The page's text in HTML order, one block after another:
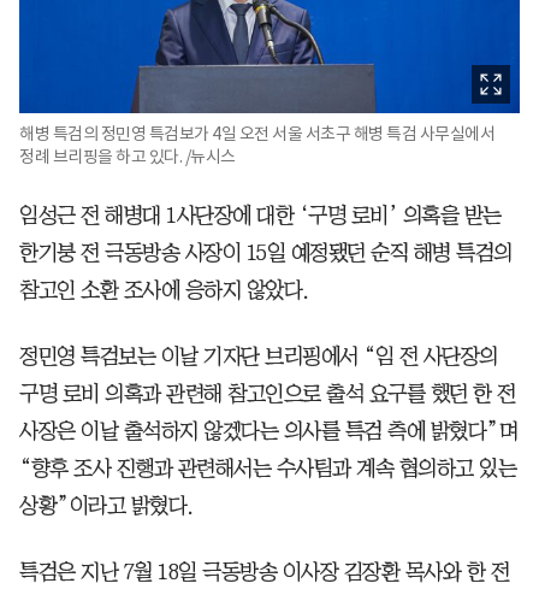
해병 특검의 정민영 특검보가 4일 오전 서울 서초구 해병 특검 사무실에서
정례 브리핑을 하고 있다. /뉴시스
임성근 전 해병대 1사단장에 대한 ‘구명 로비’ 의혹을 받는
한기붕 전 극동방송 사장이 15일 예정됐던 순직 해병 특검의
참고인 소환 조사에 응하지 않았다.
정민영 특검보는 이날 기자단 브리핑에서 “임 전 사단장의
구명 로비 의혹과 관련해 참고인으로 출석 요구를 했던 한 전
사장은 이날 출석하지 않겠다는 의사를 특검 측에 밝혔다”며
“향후 조사 진행과 관련해서는 수사팀과 계속 협의하고 있는
상황”이라고 밝혔다.
특검은 지난 7월 18일 극동방송 이사장 김장환 목사와 한 전